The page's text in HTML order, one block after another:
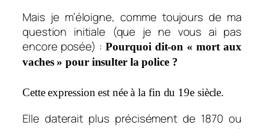
Mais je m’éloigne, comme toujours de ma
question initiale (que je ne vous ai pas
encore posée) : Pourquoi dit-on « mort aux
vaches » pour insulter la police ?
Cette expression est née à la fin du 19e siècle.
Elle daterait plus précisément de 1870 ou